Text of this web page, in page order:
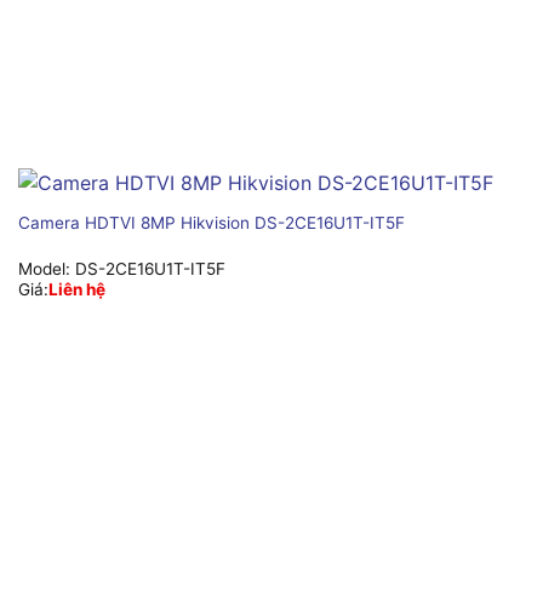
Camera HDTVI 8MP Hikvision DS-2CE16U1T-IT5F
Model: DS-2CE16U1T-IT5F
Giá:Liên hệ